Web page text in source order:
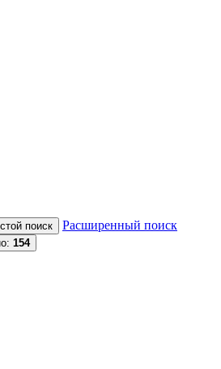
Расширенный поиск
154